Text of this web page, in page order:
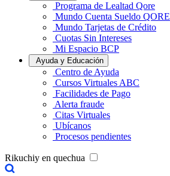
Programa de Lealtad Qore
Mundo Cuenta Sueldo QORE
Mundo Tarjetas de Crédito
Cuotas Sin Intereses
Mi Espacio BCP
Ayuda y Educación
Centro de Ayuda
Cursos Virtuales ABC
Facilidades de Pago
Alerta fraude
Citas Virtuales
Ubícanos
Procesos pendientes
Rikuchiy en quechua